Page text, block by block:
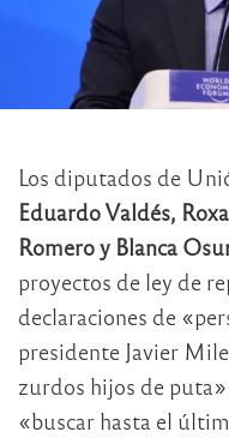
Los diputados de
Eduardo Valdés,
Romero y Blanca
proyectos de ley de
declaraciones de
presidente Javier
zurdos hijos de
«buscar hasta el